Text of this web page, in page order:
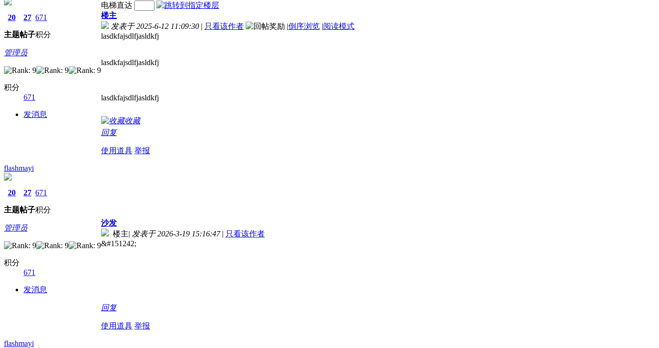
20
主题
27
帖子
671
积分
管理员
积分
671
发消息
电梯直达
楼主
发表于 2025-6-12 11:09:30 | 只看该作者 |倒序浏览 |阅读模式
lasdkfajsdlfjasldkfj
lasdkfajsdlfjasldkfj
lasdkfajsdlfjasldkfj
收藏
回复
使用道具 举报
flashmayi
20
主题
27
帖子
671
积分
管理员
积分
671
发消息
沙发
楼主| 发表于 2026-3-19 15:16:47 | 只看该作者
&#151242;
回复
使用道具 举报
flashmayi